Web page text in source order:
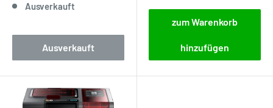
Ausverkauft
Ausverkauft
zum Warenkorb
hinzufügen